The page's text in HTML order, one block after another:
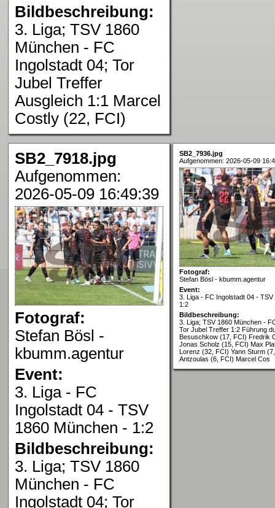
Bildbeschreibung:
3. Liga; TSV 1860
München - FC
Ingolstadt 04; Tor
Jubel Treffer
Ausgleich 1:1 Marcel
Costly (22, FCI)
SB2_7918.jpg
Aufgenommen:
2026-05-09 16:49:39
Fotograf:
Stefan Bösl -
kbumm.agentur
Event:
3. Liga - FC
Ingolstadt 04 - TSV
1860 München - 1:2
Bildbeschreibung:
3. Liga; TSV 1860
München - FC
Ingolstadt 04; Tor
SB2_7936.jpg
Aufgenommen: 2026-05-09
Fotograf:
Stefan Bösl - kbumm.agentur
Event:
3. Liga - FC Ingolstadt 04 -
1:2
Bildbeschreibung:
3. Liga; TSV 1860 München -
Tor Jubel Treffer 1:2 Führung
Besuschkow (17, FCI) Fredrik
Jonas Scholz (15, FCI) Max
Lorenz (32, FCI) Yann Sturm
Antzoulas (6, FCI) Marcel Cos